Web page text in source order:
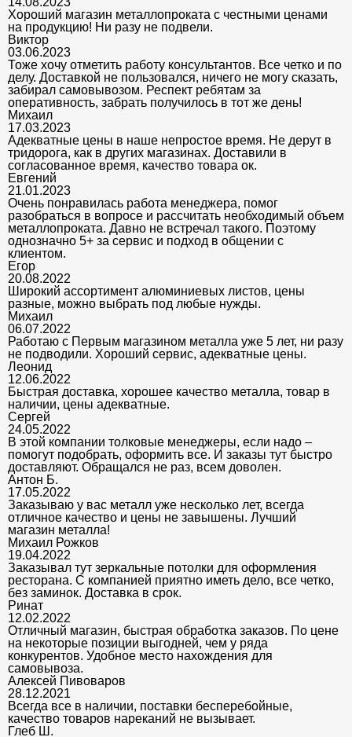
Хороший магазин металлопроката с честными ценами
на продукцию! Ни разу не подвели.
Виктор
03.06.2023
Тоже хочу отметить работу консультантов. Все четко и по
делу. Доставкой не пользовался, ничего не могу сказать,
забирал самовывозом. Респект ребятам за
оперативность, забрать получилось в тот же день!
Михаил
17.03.2023
Адекватные цены в наше непростое время. Не дерут в
тридорога, как в других магазинах. Доставили в
согласованное время, качество товара ок.
Евгений
21.01.2023
Очень понравилась работа менеджера, помог
разобраться в вопросе и рассчитать необходимый объем
металлопроката. Давно не встречал такого. Поэтому
однозначно 5+ за сервис и подход в общении с
клиентом.
Егор
20.08.2022
Широкий ассортимент алюминиевых листов, цены
разные, можно выбрать под любые нужды.
Михаил
06.07.2022
Работаю с Первым магазином металла уже 5 лет, ни разу
не подводили. Хороший сервис, адекватные цены.
Леонид
12.06.2022
Быстрая доставка, хорошее качество металла, товар в
наличии, цены адекватные.
Сергей
24.05.2022
В этой компании толковые менеджеры, если надо –
помогут подобрать, оформить все. И заказы тут быстро
доставляют. Обращался не раз, всем доволен.
Антон Б.
17.05.2022
Заказываю у вас металл уже несколько лет, всегда
отличное качество и цены не завышены. Лучший
магазин металла!
Михаил Рожков
19.04.2022
Заказывал тут зеркальные потолки для оформления
ресторана. С компанией приятно иметь дело, все четко,
без заминок. Доставка в срок.
Ринат
12.02.2022
Отличный магазин, быстрая обработка заказов. По цене
на некоторые позиции выгодней, чем у ряда
конкурентов. Удобное место нахождения для
самовывоза.
Алексей Пивоваров
28.12.2021
Всегда все в наличии, поставки бесперебойные,
качество товаров нареканий не вызывает.
Глеб Ш.